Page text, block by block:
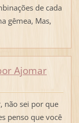
de cada
gêmea, Mas,
Ajomar
não sei por que
penso que você